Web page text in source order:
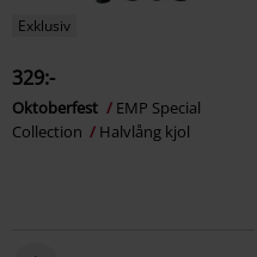
Exklusiv
329:-
Oktoberfest
EMP Special
Collection
Halvlång kjol